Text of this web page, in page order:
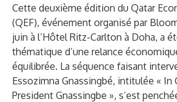
Cette deuxième édition du Qatar
(QEF), événement organisé par
juin à l’Hôtel Ritz-Carlton à Doha, a
thématique d’une relance
équilibrée. La séquence faisant
Essozimna Gnassingbé, intitulée «
President Gnassingbe », s’est